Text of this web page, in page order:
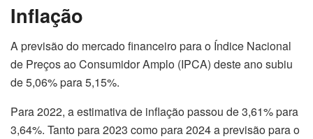
Inflação
A previsão do mercado financeiro para o Índice Nacional
de Preços ao Consumidor Amplo (IPCA) deste ano subiu
de 5,06% para 5,15%.
Para 2022, a estimativa de inflação passou de 3,61% para
3,64%. Tanto para 2023 como para 2024 a previsão para o